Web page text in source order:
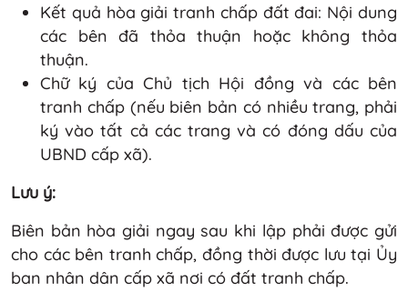
Kết quả hòa giải tranh chấp đất đai: Nội dung
các bên đã thỏa thuận hoặc không thỏa
thuận.
Chữ ký của Chủ tịch Hội đồng và các bên
tranh chấp (nếu biên bản có nhiều trang, phải
ký vào tất cả các trang và có đóng dấu của
UBND cấp xã).
Lưu ý:
Biên bản hòa giải ngay sau khi lập phải được gửi
cho các bên tranh chấp, đồng thời được lưu tại Ủy
ban nhân dân cấp xã nơi có đất tranh chấp.